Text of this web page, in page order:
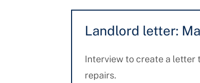
Landlord letter:
Interview to create a letter
repairs.